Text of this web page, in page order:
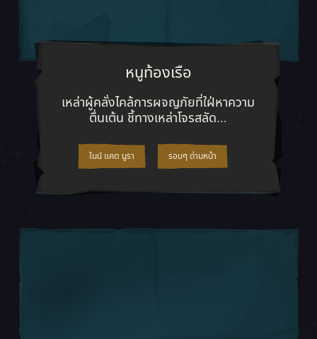
หนูท้องเรือ
เหล่าผู้คลั่งไคล้การผจญภัยที่ใฝ่หาความ
ตื่นเต้น ชี้ทางเหล่าโจรสลัด...
เหล่าผู้คลั่งไคล้การผจญภัยที่ใฝ่หาค
ไนน์ แคต นูรา รอบๆ ด่านหน้า